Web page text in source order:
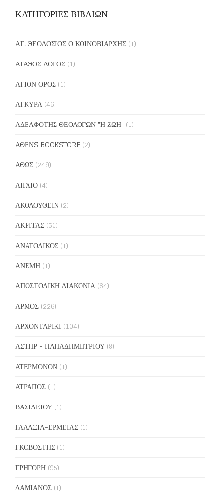
ΚΑΤΗΓΟΡΙΕΣ ΒΙΒΛΙΩΝ
ΑΓ. ΘΕΟΔΟΣΙΟΣ Ο ΚΟΙΝΟΒΙΑΡΧΗΣ (1)
ΑΓΑΘΟΣ ΛΟΓΟΣ (1)
ΑΓΙΟΝ ΟΡΟΣ (1)
ΑΓΚΥΡΑ (46)
ΑΔΕΛΦΟΤΗΣ ΘΕΟΛΟΓΩΝ "Η ΖΩΗ" (1)
ΑΘΕΝS BOOKSTORE (2)
ΑΘΩΣ (249)
ΑΙΓΑΙΟ (4)
ΑΚΟΛΟΥΘΕΙΝ (2)
ΑΚΡΙΤΑΣ (50)
ΑΝΑΤΟΛΙΚΟΣ (1)
ΑΝΕΜΗ (1)
ΑΠΟΣΤΟΛΙΚΗ ΔΙΑΚΟΝΙΑ (64)
ΑΡΜΟΣ (226)
ΑΡΧΟΝΤΑΡΙΚΙ (104)
ΑΣΤΗΡ - ΠΑΠΑΔΗΜΗΤΡΙΟΥ (8)
ΑΤΕΡΜΟΝΟΝ (1)
ΑΤΡΑΠΟΣ (1)
ΒΑΣΙΛΕΙΟΥ (1)
ΓΑΛΑΞΙΑ-ΕΡΜΕΙΑΣ (1)
ΓΚΟΒΟΣΤΗΣ (1)
ΓΡΗΓΟΡΗ (95)
ΔΑΜΙΑΝΟΣ (1)